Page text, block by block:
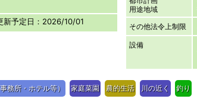
予定日：2026/10/01
用途地域
その他法令上制限
設備
務所・ホテル等） 家庭菜園 農的生活 川の近く 釣り